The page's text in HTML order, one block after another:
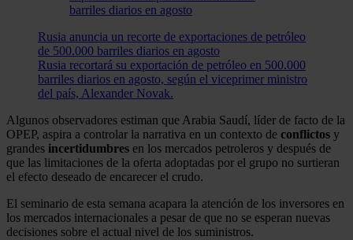
Rusia anuncia un recorte de exportaciones de petróleo
de 500.000 barriles diarios en agosto
Rusia recortará su exportación de petróleo en 500.000
barriles diarios en agosto, según el viceprimer ministro
del país, Alexander Novak.
Algunos observadores estiman que Arabia Saudí, líder de facto de la
OPEP, aspira a controlar la narrativa en un contexto de conflictos y
grandes incertidumbres en los mercados petroleros y después de
que las limitaciones de la oferta adoptadas por el grupo no surtieran
el efecto deseado de encarecer el crudo.
El seminario de esta semana acapara la atención de los inversores en
los mercados internacionales a pesar de que no se esperan nuevas
decisiones sobre el actual nivel de los suministros.